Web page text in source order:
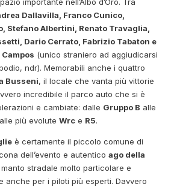
Dallavilla, Franco Cunico,
Stefano Albertini, Renato Travaglia,
Dario Cerrato, Fabrizio Tabaton e
(unico straniero ad aggiudicarsi
ndr). Memorabili anche i quattro
Busseni, il locale che vanta più vittorie
incredibile il parco auto che si è
e cambiate: dalle Gruppo B alle
più evoluteWrc e R5.
è certamente il piccolo comune di
dell’evento e autenticoago della
stradale molto particolare e
anche per i piloti più esperti. Davvero